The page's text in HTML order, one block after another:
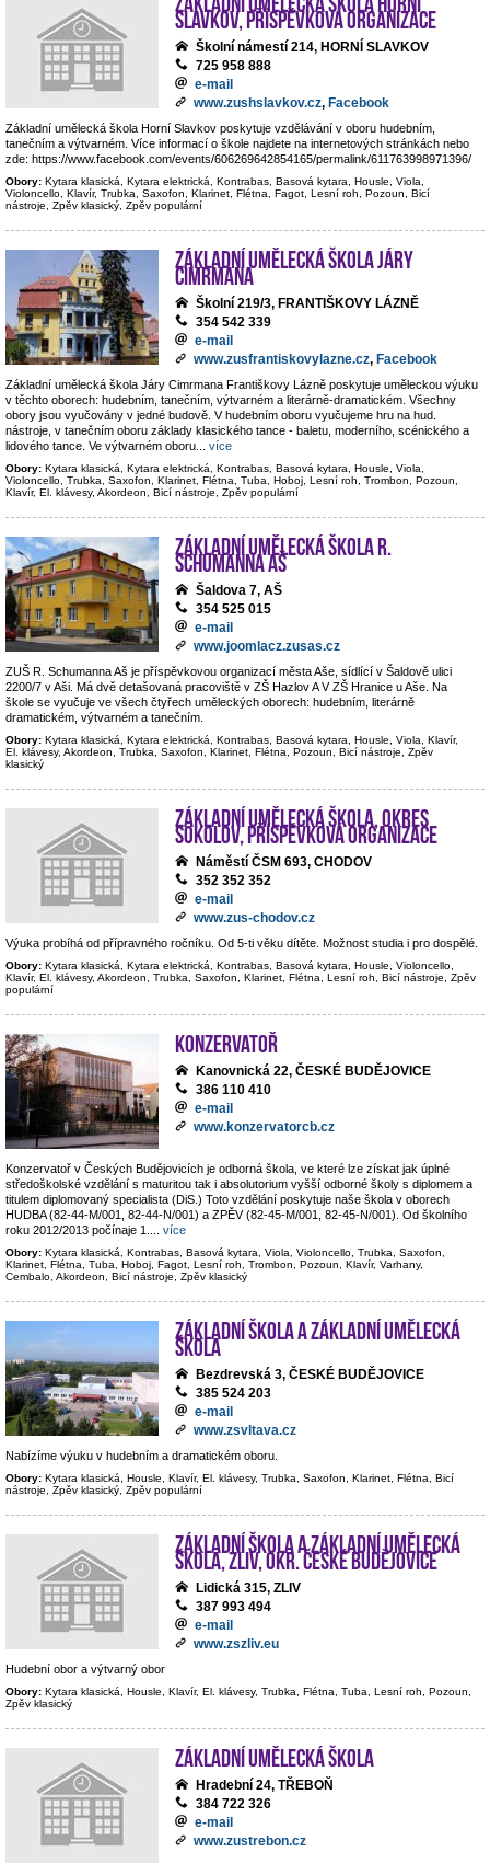
Slavkov, příspěvková organizace
Školní námestí 214, HORNÍ SLAVKOV
725 958 888
e-mail
www.zushslavkov.cz, Facebook
Základní umělecká škola Horní Slavkov poskytuje vzdělávání v oboru hudebním,
tanečním a výtvarném. Více informací o škole najdete na internetových stránkách nebo
zde: https://www.facebook.com/events/606269642854165/permalink/611763998971396/
Obory: Kytara klasická, Kytara elektrická, Kontrabas, Basová kytara, Housle, Viola,
Violoncello, Klavír, Trubka, Saxofon, Klarinet, Flétna, Fagot, Lesní roh, Pozoun, Bicí
nástroje, Zpěv klasický, Zpěv populární
Základní umělecká škola Járy
Cimrmana
Školní 219/3, FRANTIŠKOVY LÁZNĚ
354 542 339
e-mail
www.zusfrantiskovylazne.cz, Facebook
Základní umělecká škola Járy Cimrmana Františkovy Lázně poskytuje uměleckou výuku
v těchto oborech: hudebním, tanečním, výtvarném a literárně-dramatickém. Všechny
obory jsou vyučovány v jedné budově. V hudebním oboru vyučujeme hru na hud.
nástroje, v tanečním oboru základy klasického tance - baletu, moderního, scénického a
lidového tance. Ve výtvarném oboru
více
Obory: Kytara klasická, Kytara elektrická, Kontrabas, Basová kytara, Housle, Viola,
Violoncello, Trubka, Saxofon, Klarinet, Flétna, Tuba, Hoboj, Lesní roh, Trombon, Pozoun,
Klavír, El. klávesy, Akordeon, Bicí nástroje, Zpěv populární
Základní umělecká škola R.
Schumanna Aš
Šaldova 7, AŠ
354 525 015
e-mail
www.joomlacz.zusas.cz
ZUŠ R. Schumanna Aš je příspěvkovou organizací města Aše, sídlící v Šaldově ulici
2200/7 v Aši. Má dvě detašovaná pracoviště v ZŠ Hazlov A V ZŠ Hranice u Aše. Na
škole se vyučuje ve všech čtyřech uměleckých oborech: hudebním, literárně
dramatickém, výtvarném a tanečním.
Obory: Kytara klasická, Kytara elektrická, Kontrabas, Basová kytara, Housle, Viola, Klavír,
El. klávesy, Akordeon, Trubka, Saxofon, Klarinet, Flétna, Pozoun, Bicí nástroje, Zpěv
klasický
Základní umělecká škola, okres
Sokolov, příspěvková organizace
Náměstí ČSM 693, CHODOV
352 352 352
e-mail
www.zus-chodov.cz
Výuka probíhá od přípravného ročníku. Od 5-ti věku dítěte. Možnost studia i pro dospělé.
Obory: Kytara klasická, Kytara elektrická, Kontrabas, Basová kytara, Housle, Violoncello,
Klavír, El. klávesy, Akordeon, Trubka, Saxofon, Klarinet, Flétna, Lesní roh, Bicí nástroje, Zpěv
populární
Konzervatoř
Kanovnická 22, ČESKÉ BUDĚJOVICE
386 110 410
e-mail
www.konzervatorcb.cz
Konzervatoř v Českých Budějovicích je odborná škola, ve které lze získat jak úplné
středoškolské vzdělání s maturitou tak i absolutorium vyšší odborné školy s diplomem a
titulem diplomovaný specialista (DiS.) Toto vzdělání poskytuje naše škola v oborech
HUDBA (82-44-M/001, 82-44-N/001) a ZPĚV (82-45-M/001, 82-45-N/001). Od školního
roku 2012/2013 počínaje 1.
více
Obory: Kytara klasická, Kontrabas, Basová kytara, Viola, Violoncello, Trubka, Saxofon,
Klarinet, Flétna, Tuba, Hoboj, Fagot, Lesní roh, Trombon, Pozoun, Klavír, Varhany,
Cembalo, Akordeon, Bicí nástroje, Zpěv klasický
Základní škola a základní umělecká
škola
Bezdrevská 3, ČESKÉ BUDĚJOVICE
385 524 203
e-mail
www.zsvltava.cz
Nabízíme výuku v hudebním a dramatickém oboru.
Obory: Kytara klasická, Housle, Klavír, El. klávesy, Trubka, Saxofon, Klarinet, Flétna, Bicí
nástroje, Zpěv klasický, Zpěv populární
Základní škola a Základní umělecká
škola, Zliv, okr. České Budějovice
Lidická 315, ZLIV
387 993 494
e-mail
www.zszliv.eu
Hudební obor a výtvarný obor
Obory: Kytara klasická, Housle, Klavír, El. klávesy, Trubka, Flétna, Tuba, Lesní roh, Pozoun,
Zpěv klasický
Základní umělecká škola
Hradební 24, TŘEBOŇ
384 722 326
e-mail
www.zustrebon.cz